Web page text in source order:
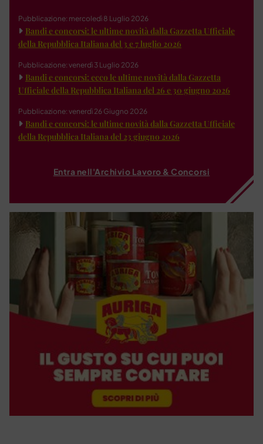
Pubblicazione: mercoledì 8 Luglio 2026
Bandi e concorsi: le ultime novità dalla Gazzetta Ufficiale
della Repubblica Italiana del 3 e 7 luglio 2026
Pubblicazione: venerdì 3 Luglio 2026
Bandi e concorsi: ecco le ultime novità dalla Gazzetta
Ufficiale della Repubblica Italiana del 26 e 30 giugno 2026
Pubblicazione: venerdì 26 Giugno 2026
Bandi e concorsi: le ultime novità dalla Gazzetta Ufficiale
della Repubblica Italiana del 23 giugno 2026
Entra nell'Archivio Lavoro & Concorsi